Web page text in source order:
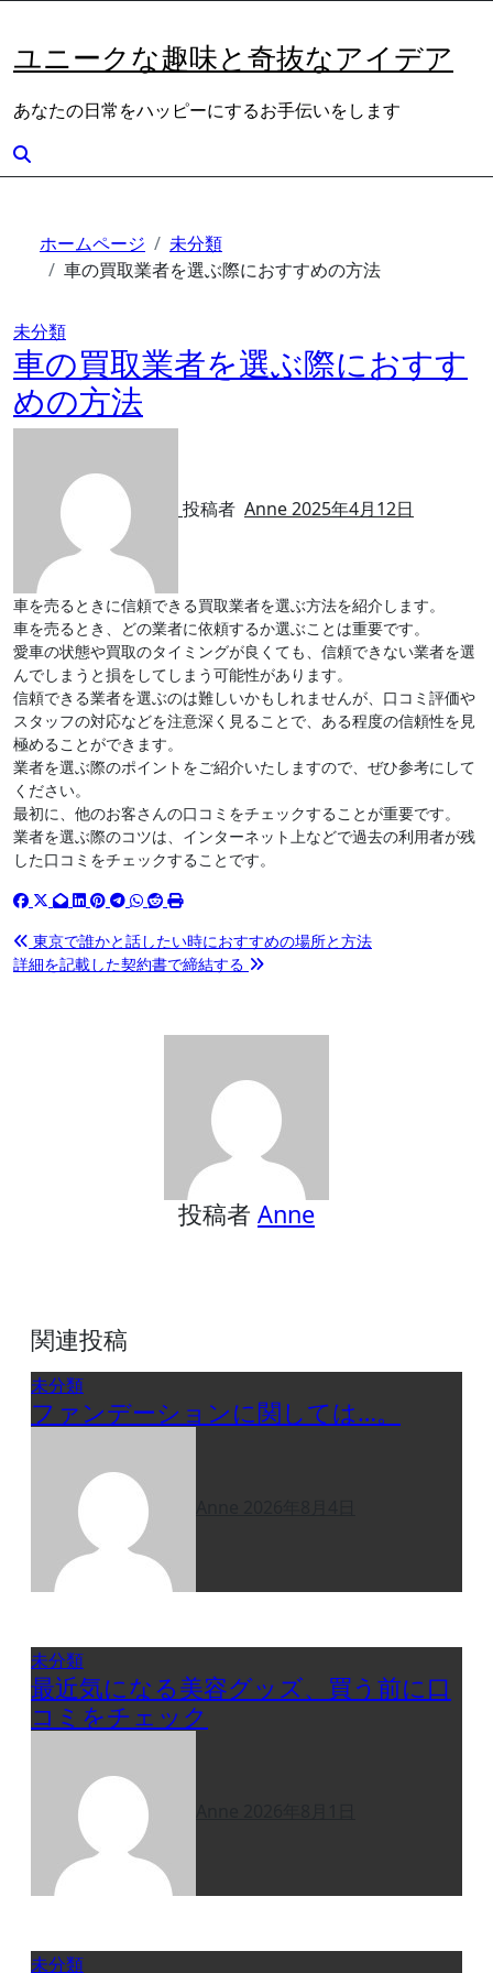
を
キ
ッ
プ
ユニークな趣味と奇抜なアイデア
あなたの日常をハッピーにするお手伝いをします
ホームページ
未分類
車の買取業者を選ぶ際におすすめの方法
未分類
車の買取業者を選ぶ際におすす
めの方法
投稿者 Anne2025年4月12日
車を売るときに信頼できる買取業者を選ぶ方法を紹介します。
車を売るとき、どの業者に依頼するか選ぶことは重要です。
愛車の状態や買取のタイミングが良くても、信頼できない業者を選
んでしまうと損をしてしまう可能性があります。
信頼できる業者を選ぶのは難しいかもしれませんが、口コミ評価や
スタッフの対応などを注意深く見ることで、ある程度の信頼性を見
極めることができます。
業者を選ぶ際のポイントをご紹介いたしますので、ぜひ参考にして
ください。
最初に、他のお客さんの口コミをチェックすることが重要です。
業者を選ぶ際のコツは、インターネット上などで過去の利用者が残
した口コミをチェックすることです。
投
稿
東京で誰かと話したい時におすすめの場所と方法
詳細を記載した契約書で締結する
投稿者 Anne
関連投稿
未分類
ファンデーションに関しては…。
未分類
最近気になる美容グッズ、買う前に口
コミをチェック
未分類